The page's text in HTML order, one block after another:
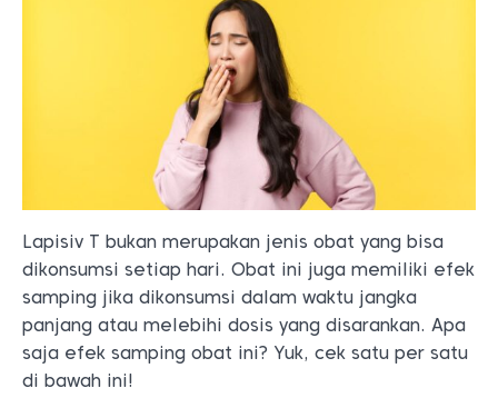
Lapisiv T bukan merupakan jenis obat yang bisa
dikonsumsi setiap hari. Obat ini juga memiliki efek
samping jika dikonsumsi dalam waktu jangka
panjang atau melebihi dosis yang disarankan. Apa
saja efek samping obat ini? Yuk, cek satu per satu
di bawah ini!